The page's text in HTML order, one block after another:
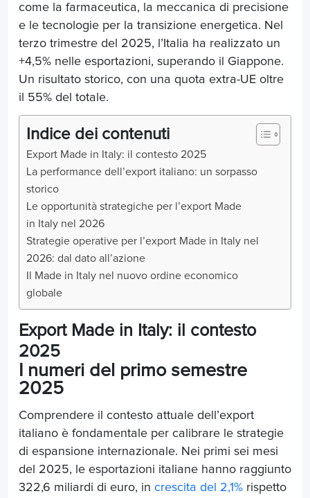
come la farmaceutica, la meccanica di precisione
e le tecnologie per la transizione energetica. Nel
terzo trimestre del 2025, l’Italia ha realizzato un
+4,5% nelle esportazioni, superando il Giappone.
Un risultato storico, con una quota extra-UE oltre
il 55% del totale.
Indice dei contenuti
Export Made in Italy: il contesto 2025
La performance dell’export italiano: un sorpasso
storico
Le opportunità strategiche per l’export Made
in Italy nel 2026
Strategie operative per l’export Made in Italy nel
2026: dal dato all’azione
Il Made in Italy nel nuovo ordine economico
globale
Export Made in Italy: il contesto
2025
I numeri del primo semestre
2025
Comprendere il contesto attuale dell’export
italiano è fondamentale per calibrare le strategie
di espansione internazionale. Nei primi sei mesi
del 2025, le esportazioni italiane hanno raggiunto
322,6 miliardi di euro, in crescita del 2,1% rispetto